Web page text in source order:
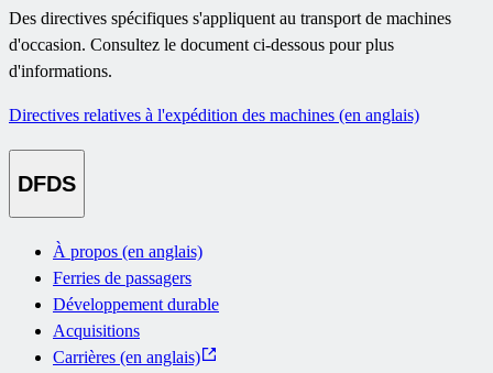
Des directives spécifiques s'appliquent au transport de machines
d'occasion. Consultez le document ci-dessous pour plus
d'informations.
Directives relatives à l'expédition des machines (en anglais)
DFDS
À propos (en anglais)
Ferries de passagers
Développement durable
Acquisitions
Carrières (en anglais)